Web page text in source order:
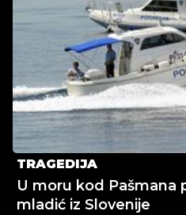
TRAGEDIJA
U moru kod Pašmana
mladić iz Slovenije